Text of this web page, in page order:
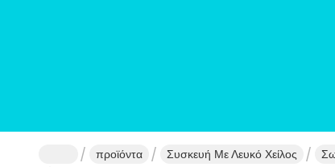
προϊόντα Συσκευή Με Λευκό Χείλος